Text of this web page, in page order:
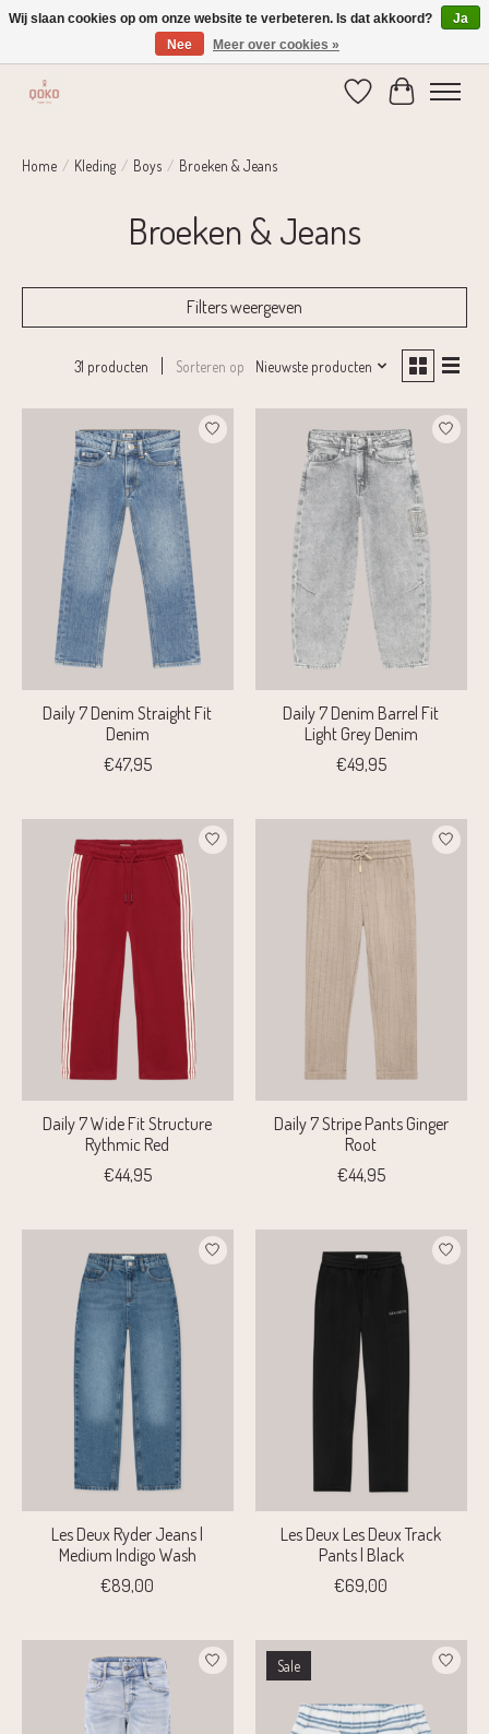
Verzending 1-2 dagen | Gratis verzending vanaf € 75,-
Verlanglijst
Home / Kleding / Boys / Broeken & Jeans
Broeken & Jeans
Filters weergeven
31 producten Sorteren op Nieuwste producten
Daily 7 Denim Straight Fit
Denim
€47,95
Daily 7 Denim Barrel Fit
Light Grey Denim
€49,95
Daily 7 Wide Fit Structure
Rythmic Red
€44,95
Daily 7 Stripe Pants Ginger
Root
€44,95
Les Deux Ryder Jeans |
Medium Indigo Wash
€89,00
Les Deux Les Deux Track
Pants | Black
€69,00
Sale
Wij slaan cookies op om onze website te verbeteren. Is dat akkoord?
Ja
Nee
Meer over cookies »